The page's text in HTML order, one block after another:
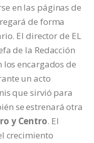
en las páginas de
de forma
El director de EL
de la Redacción
los encargados de
un acto
que sirvió para
se estrenará otra
y Centro. El
crecimiento